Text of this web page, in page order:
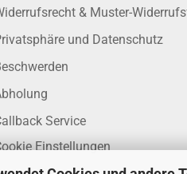
& Muster-
und Datenschutz
Service
Einstellungen